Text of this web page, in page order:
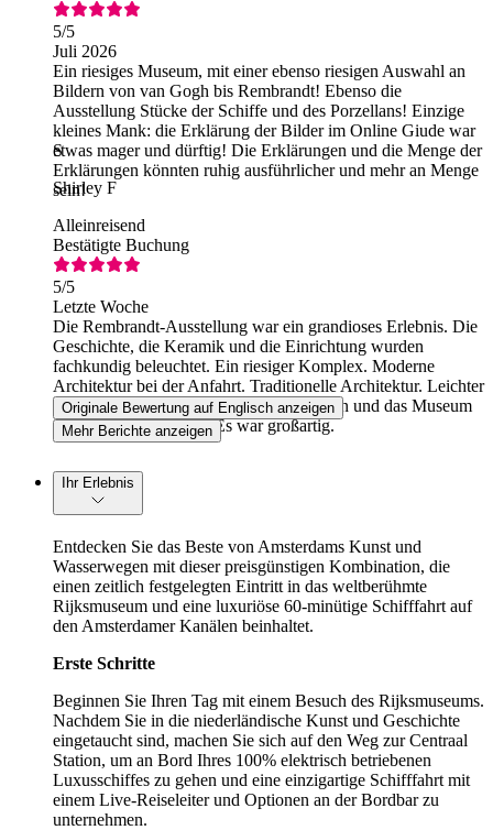
5/5
Juli 2026
Ein riesiges Museum, mit einer ebenso riesigen Auswahl an
Bildern von van Gogh bis Rembrandt! Ebenso die
Ausstellung Stücke der Schiffe und des Porzellans! Einzige
kleines Mank: die Erklärung der Bilder im Online Giude war
etwas mager und dürftig! Die Erklärungen und die Menge der
Erklärungen könnten ruhig ausführlicher und mehr an Menge
sein!
S
Shirley F
Alleinreisend
Bestätigte Buchung
5/5
Letzte Woche
Die Rembrandt-Ausstellung war ein grandioses Erlebnis. Die
Geschichte, die Keramik und die Einrichtung wurden
fachkundig beleuchtet. Ein riesiger Komplex. Moderne
Architektur bei der Anfahrt. Traditionelle Architektur. Leichter
Zugang. Ich war auf Reisen aus Australien und das Museum
stand auf meiner Liste. Es war großartig.
Originale Bewertung auf Englisch anzeigen
Mehr Berichte anzeigen
Ihr Erlebnis
Entdecken Sie das Beste von Amsterdams Kunst und
Wasserwegen mit dieser preisgünstigen Kombination, die
einen zeitlich festgelegten Eintritt in das weltberühmte
Rijksmuseum und eine luxuriöse 60-minütige Schifffahrt auf
den Amsterdamer Kanälen beinhaltet.
Erste Schritte
Beginnen Sie Ihren Tag mit einem Besuch des Rijksmuseums.
Nachdem Sie in die niederländische Kunst und Geschichte
eingetaucht sind, machen Sie sich auf den Weg zur Centraal
Station, um an Bord Ihres 100% elektrisch betriebenen
Luxusschiffes zu gehen und eine einzigartige Schifffahrt mit
einem Live-Reiseleiter und Optionen an der Bordbar zu
unternehmen.